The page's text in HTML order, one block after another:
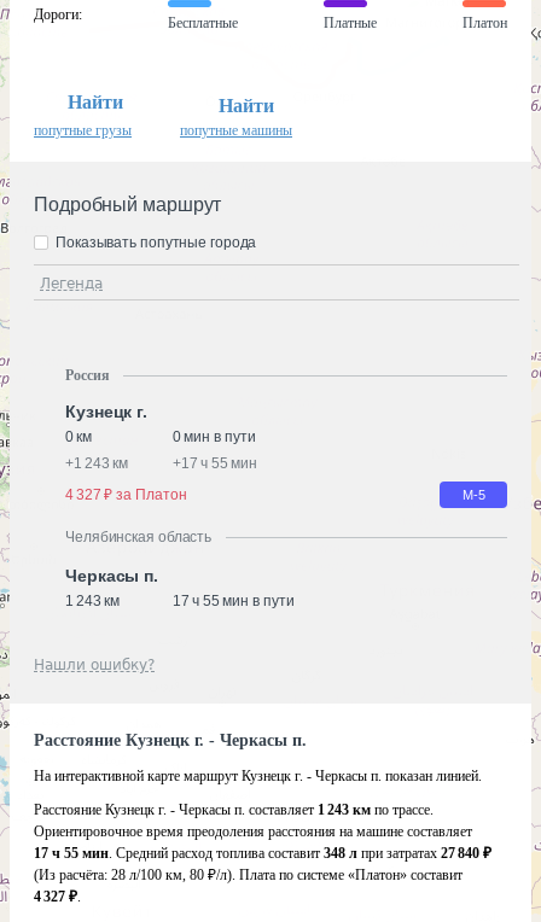
Дороги:
Бесплатные Платные Платон
Найти
попутные грузы
Найти
попутные машины
Подробный маршрут
Легенда
Показывать попутные города
Россия
Кузнецк г.
0 км
0 мин в пути
+1 243 км +17 ч 55 мин
4 327 ₽ за Платон
М-5
Челябинская область
Черкасы п.
1 243 км 17 ч 55 мин в пути
Нашли ошибку?
Расстояние Кузнецк г. - Черкасы п.
На интерактивной карте маршрут Кузнецк г. - Черкасы п. показан линией.
Расстояние Кузнецк г. - Черкасы п. составляет 1 243 км по трассе.
Ориентировочное время преодоления расстояния на машине составляет
17 ч 55 мин. Средний расход топлива составит 348 л при затратах 27 840 ₽
(Из расчёта: 28 л/100 км, 80 ₽/л). Плата по системе «Платон» составит
4 327 ₽.